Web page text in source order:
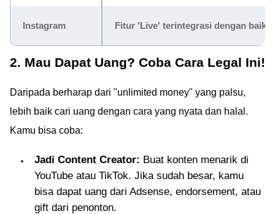
Instagram Fitur 'Live' terintegrasi dengan baik,
2. Mau Dapat Uang? Coba Cara Legal Ini!
Daripada berharap dari "unlimited money" yang palsu,
lebih baik cari uang dengan cara yang nyata dan halal.
Kamu bisa coba:
Jadi Content Creator: Buat konten menarik di
YouTube atau TikTok. Jika sudah besar, kamu
bisa dapat uang dari Adsense, endorsement, atau
gift dari penonton.